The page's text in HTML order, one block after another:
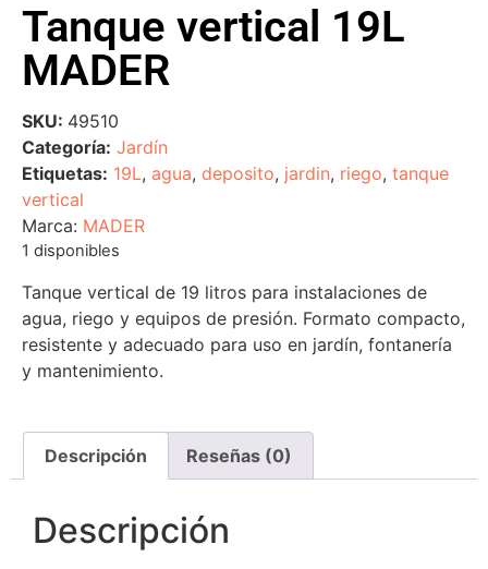
Tanque vertical 19L
MADER
SKU: 49510
Categoría: Jardín
Etiquetas: 19L, agua, deposito, jardin, riego, tanque
vertical
Marca: MADER
1 disponibles
Tanque vertical de 19 litros para instalaciones de
agua, riego y equipos de presión. Formato compacto,
resistente y adecuado para uso en jardín, fontanería
y mantenimiento.
Descripción Reseñas (0)
Descripción